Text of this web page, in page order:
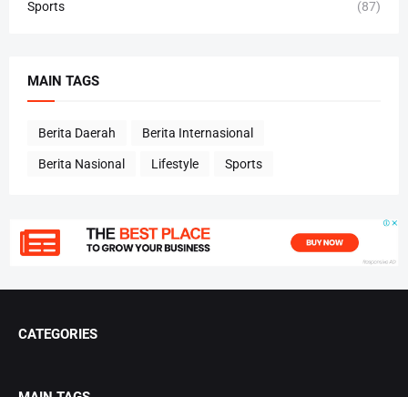
Sports (87)
MAIN TAGS
Berita Daerah Berita Internasional
Berita Nasional Lifestyle Sports
CATEGORIES